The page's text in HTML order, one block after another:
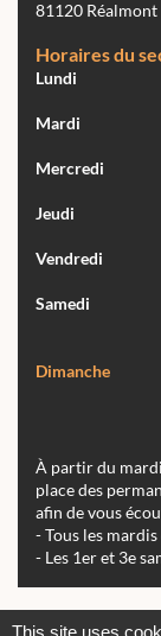
81120 Réalmont
Horaires du
Lundi
Mardi
Mercredi
Jeudi
Vendredi
Samedi
Dimanche
À partir du
place des
afin de vous
- Tous les
- Les 1er et 3e
This site uses